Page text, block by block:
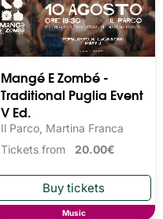
Mangé E Zombé -
Traditional Puglia Event
V Ed.
Il Parco, Martina Franca
Tickets from 20.00€
Music